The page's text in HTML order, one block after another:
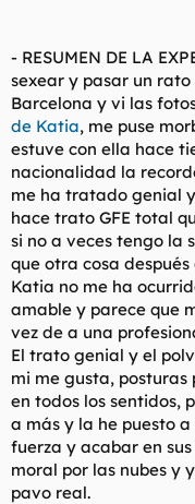
- RESUMEN DE LA
sexear y pasar un
Barcelona y vi las
de Katia, me puse
estuve con ella hace
nacionalidad la
me ha tratado genial
hace trato GFE total
si no a veces tengo la
que otra cosa
Katia no me ha
amable y parece que
vez de a una
El trato genial y el
mi me gusta,
en todos los sentidos,
a más y la he puesto
fuerza y acabar en
moral por las nubes y
pavo real.